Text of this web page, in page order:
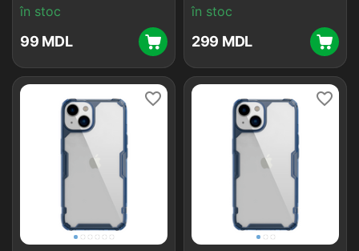
în stoc
‍99‍ MDL
în stoc
‍299‍ MDL